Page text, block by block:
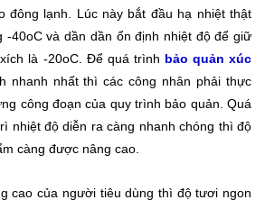
đông lạnh. Lúc này bắt đầu hạ nhiệt thật
-40oC và dần dần ổn định nhiệt độ để giữ
là -20oC. Để quá trình bảo quản xúc
nhanh nhất thì các công nhân phải thực
công đoạn của quy trình bảo quản. Quá
nhiệt độ diễn ra càng nhanh chóng thì độ
càng được nâng cao.
cao của người tiêu dùng thì độ tươi ngon